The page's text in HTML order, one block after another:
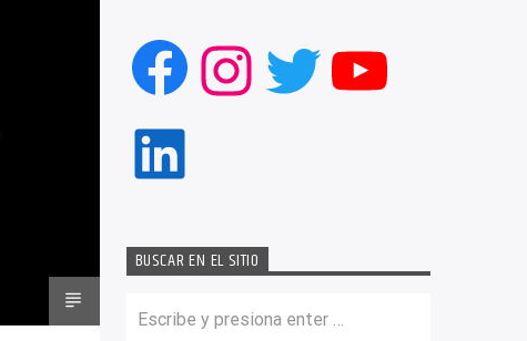
Facebook
Instagram
Twitter
LinkedIn
BUSCAR EN EL SITIO